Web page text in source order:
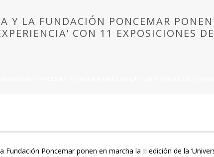
Y LA FUNDACIÓN PONCEMAR
CON 11 EXPOSICIONES
Fundación Poncemar ponen en marcha la II edición de la